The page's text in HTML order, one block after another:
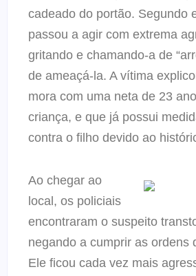
cadeado do portão. Segundo
passou a agir com extrema
gritando e chamando-a de
de ameaçá-la. A vítima
mora com uma neta de 23
criança, e que já possui
contra o filho devido ao
Ao chegar ao
local, os policiais
encontraram o suspeito
negando a cumprir as ordens
Ele ficou cada vez mais